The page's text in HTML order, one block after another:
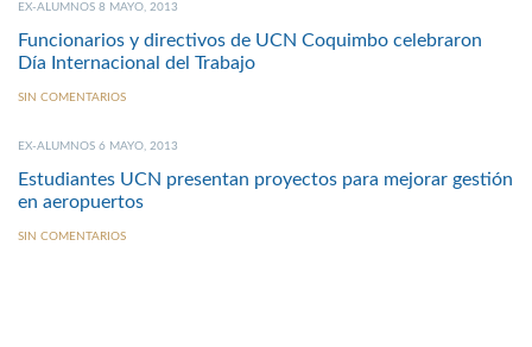
EX-ALUMNOS 8 MAYO, 2013
Funcionarios y directivos de UCN Coquimbo celebraron
Día Internacional del Trabajo
SIN COMENTARIOS
EX-ALUMNOS 6 MAYO, 2013
Estudiantes UCN presentan proyectos para mejorar gestión
en aeropuertos
SIN COMENTARIOS